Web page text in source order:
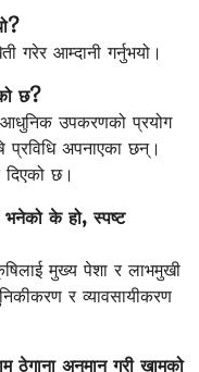
गरेर आम्दानी गर्नुभयो।
छ?
आधुनिक उपकरणको प्रयोग
प्रविधि अपनाएका छन्।
छ।
के हो, स्पष्ट
मुख्य पेशा र लाभमुखी
र व्यावसायीकरण
ठेगाना अनुमान गरी खामको